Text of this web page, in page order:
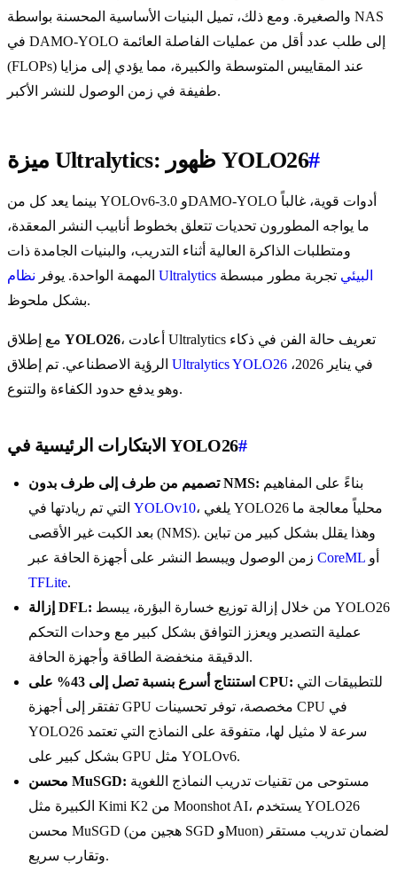
والصغيرة. ومع ذلك، تميل البنيات الأساسية المحسنة بواسطة NAS
في DAMO-YOLO إلى طلب عدد أقل من عمليات الفاصلة العائمة
(FLOPs) عند المقاييس المتوسطة والكبيرة، مما يؤدي إلى مزايا
طفيفة في زمن الوصول للنشر الأكبر.
ميزة Ultralytics: ظهور YOLO26#
بينما يعد كل من YOLOv6-3.0 وDAMO-YOLO أدوات قوية، غالباً
ما يواجه المطورون تحديات تتعلق بخطوط أنابيب النشر المعقدة،
ومتطلبات الذاكرة العالية أثناء التدريب، والبنيات الجامدة ذات
المهمة الواحدة. يوفر
نظام Ultralytics البيئي تجربة مطور مبسطة
بشكل ملحوظ.
YOLO26، أعادت Ultralytics تعريف حالة الفن في ذكاء
Ultralytics YOLO26
وهو يدفع حدود الكفاءة والتنوع.
الابتكارات الرئيسية في YOLO26#
تصميم من طرف إلى طرف بدون NMS:
YOLOv10، يلغي YOLO26 محلياً معالجة ما
بعد الكبت غير الأقصى (NMS). وهذا يقلل بشكل كبير من تباين
CoreML أو
TFLite.
إزالة DFL:
عملية التصدير ويعزز التوافق بشكل كبير مع وحدات التحكم
الدقيقة منخفضة الطاقة وأجهزة الحافة.
استنتاج أسرع بنسبة تصل إلى 43% على CPU:
تفتقر إلى أجهزة GPU مخصصة، توفر تحسينات CPU في
YOLO26 سرعة لا مثيل لها، متفوقة على النماذج التي تعتمد
بشكل كبير على GPU مثل YOLOv6.
محسن MuSGD:
الكبيرة مثل Kimi K2 من Moonshot AI، يستخدم YOLO26
محسن MuSGD (هجين من SGD وMuon) لضمان تدريب مستقر
وتقارب سريع.